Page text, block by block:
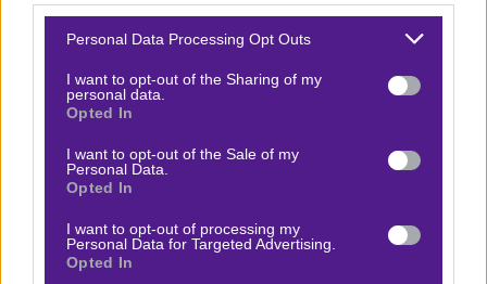
Please note that this website/app uses one or more Google
not limited to your visit or usage behaviour. You may click to
grant or deny consent to Google and its third-party tags to
use your data for below specified purposes in below Google
consent section.
Personal Data Processing Opt Outs
I want to opt-out of the Sharing of my
personal data.
Opted In
I want to opt-out of the Sale of my
Personal Data.
Opted In
I want to opt-out of processing my
Personal Data for Targeted Advertising.
Opted In
«νυχτερίδων» παίζεται σε πολλές κατοχές, οπότε και
οι απόπειρες για τρίποντο, εξ ορισμού είναι
περισσότερες!
Ο Γιάννης Κάρμας προτείνει: